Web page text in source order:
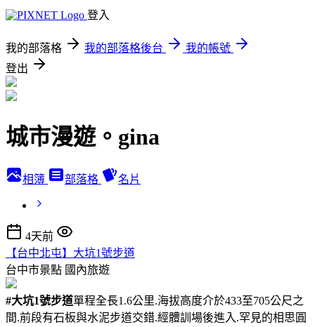
登入
我的部落格 我的部落格後台
我的帳號
登出
城市漫遊。gina
相簿 部落格 名片
4天前
【台中北屯】大坑1號步道
台中市景點 國內旅遊
#大坑1號步道單程全長1.6公里.海拔高度介於433至705公尺之
間.前段有石板與水泥步道交錯.經體訓場後進入.罕見的相思圓